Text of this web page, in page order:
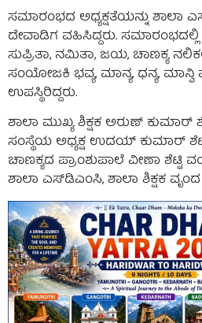
ಸಮಾರಂಭದ ಅಧ್ಯಕ್ಷತೆಯನ್ನು ಶಾಲಾ
ದೇವಾಡಿಗ ವಹಿಸಿದ್ದರು.
ಸುಪ್ರಿತಾ, ನಮಿತಾ, ಜಯ, ಚಾಣಕ್ಯ
ಸಂಯೋಜಕಿ ಭವ್ಯ, ಮಾನ್ಯ, ಧನ್ಯ,
ಉಪಸ್ಥಿರಿದ್ದರು.
ಶಾಲಾ ಮುಖ್ಯ ಶಿಕ್ಷಕ ಅರುಣ್ ಕುಮಾರ್
ಸಂಸ್ಥೆಯ ಅಧ್ಯಕ್ಷ ಉದಯ್ ಕುಮಾರ್
ಚಾಣಕ್ಯದ ಪ್ರಾಂಶುಪಾಲೆ ವೀಣಾ ಶೆಟ್ಟಿ
ಶಾಲಾ ಎಸ್‌ಡಿಎಂಸಿ, ಶಾಲಾ ಶಿಕ್ಷಕ